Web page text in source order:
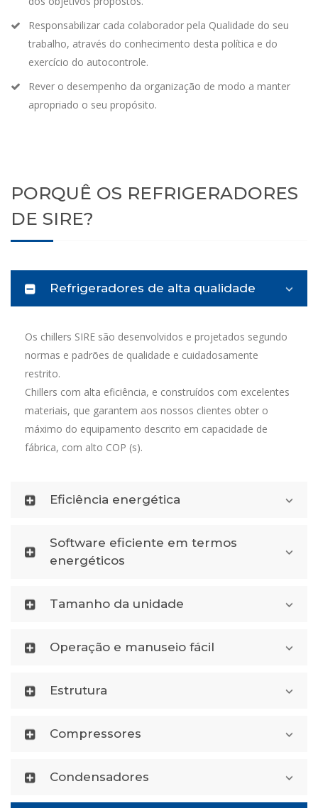
Responsabilizar cada colaborador pela Qualidade do seu
trabalho, através do conhecimento desta política e do
exercício do autocontrole.
Rever o desempenho da organização de modo a manter
apropriado o seu propósito.
PORQUÊ OS REFRIGERADORES
DE SIRE?
Refrigeradores de alta qualidade
Os chillers SIRE são desenvolvidos e projetados segundo
normas e padrões de qualidade e cuidadosamente
restrito.
Chillers com alta eficiência, e construídos com excelentes
materiais, que garantem aos nossos clientes obter o
máximo do equipamento descrito em capacidade de
fábrica, com alto COP (s).
Eficiência energética
Software eficiente em termos
energéticos
Tamanho da unidade
Operação e manuseio fácil
Estrutura
Compressores
Condensadores